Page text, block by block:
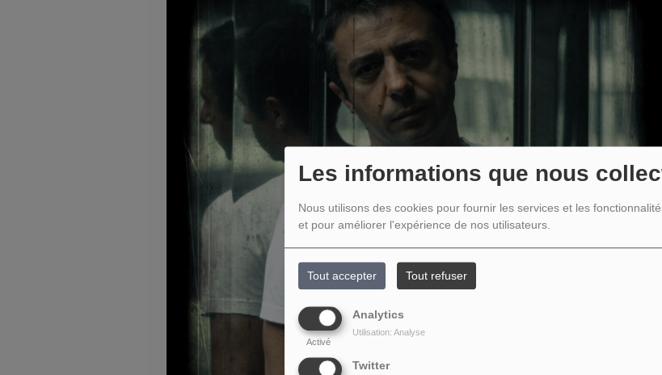
Les informations que nous
Nous utilisons des cookies pour fournir les services et les
et pour améliorer l'expérience de nos utilisateurs.
Tout accepter Tout refuser
Analytics
Activé
Utilisation: Analyse
Twitter